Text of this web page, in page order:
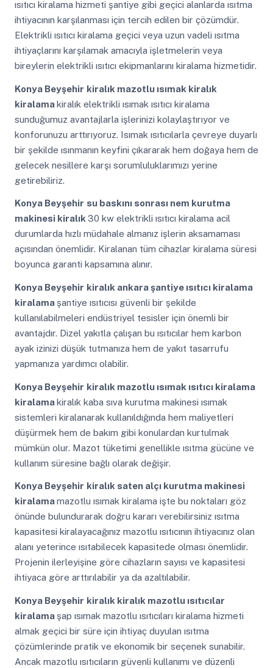
ısıtıcı kiralama hizmeti şantiye gibi geçici alanlarda ısıtma
ihtiyacının karşılanması için tercih edilen bir çözümdür.
Elektrikli ısıtıcı kiralama geçici veya uzun vadeli ısıtma
ihtiyaçlarını karşılamak amacıyla işletmelerin veya
bireylerin elektrikli ısıtıcı ekipmanlarını kiralama hizmetidir.
Konya Beyşehir kiralık mazotlu ısımak kiralık
kiralamakiralık elektrikli ısımak ısıtıcı kiralama
sunduğumuz avantajlarla işlerinizi kolaylaştırıyor ve
konforunuzu arttırıyoruz. Isımak ısıtıcılarla çevreye duyarlı
bir şekilde ısınmanın keyfini çıkararak hem doğaya hem de
gelecek nesillere karşı sorumluluklarımızı yerine
getirebiliriz.
Konya Beyşehir su baskını sonrası nem kurutma
makinesi kiralık30 kw elektrikli ısıtıcı kiralama acil
durumlarda hızlı müdahale almanız işlerin aksamaması
açısından önemlidir. Kiralanan tüm cihazlar kiralama süresi
boyunca garanti kapsamına alınır.
Konya Beyşehir kiralık ankara şantiye ısıtıcı kiralama
kiralama şantiye ısıtıcısı güvenli bir şekilde
kullanılabilmeleri endüstriyel tesisler için önemli bir
avantajdır. Dizel yakıtla çalışan bu ısıtıcılar hem karbon
ayak izinizi düşük tutmanıza hem de yakıt tasarrufu
yapmanıza yardımcı olabilir.
Konya Beyşehir kiralık mazotlu ısımak ısıtıcı kiralama
kiralamakiralık kaba sıva kurutma makinesi ısımak
sistemleri kiralanarak kullanıldığında hem maliyetleri
düşürmek hem de bakım gibi konulardan kurtulmak
mümkün olur. Mazot tüketimi genellikle ısıtma gücüne ve
kullanım süresine bağlı olarak değişir.
Konya Beyşehir kiralık saten alçı kurutma makinesi
kiralamamazotlu ısımak kiralama işte bu noktaları göz
önünde bulundurarak doğru kararı verebilirsiniz ısıtma
kapasitesi kiralayacağınız mazotlu ısıtıcının ihtiyacınız olan
alanı yeterince ısıtabilecek kapasitede olması önemlidir.
Projenin ilerleyişine göre cihazların sayısı ve kapasitesi
ihtiyaca göre arttırılabilir ya da azaltılabilir.
Konya Beyşehir kiralık kiralık mazotlu ısıtıcılar
kiralama şap ısımak mazotlu ısıtıcıları kiralama hizmeti
almak geçici bir süre için ihtiyaç duyulan ısıtma
çözümlerinde pratik ve ekonomik bir seçenek sunabilir.
Ancak mazotlu ısıtıcıların güvenli kullanımı ve düzenli